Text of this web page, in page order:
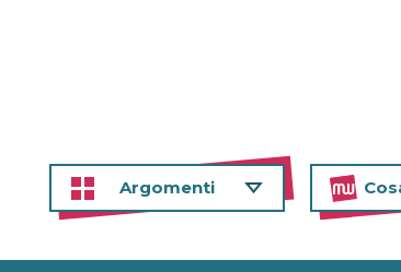
Argomenti